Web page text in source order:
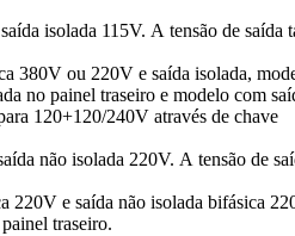
isolada 115V. A tensão de
380V ou 220V e saída isolada,
no painel traseiro e modelo com
120+120/240V através de chave
não isolada 220V. A tensão de
220V e saída não isolada bifásica
traseiro.